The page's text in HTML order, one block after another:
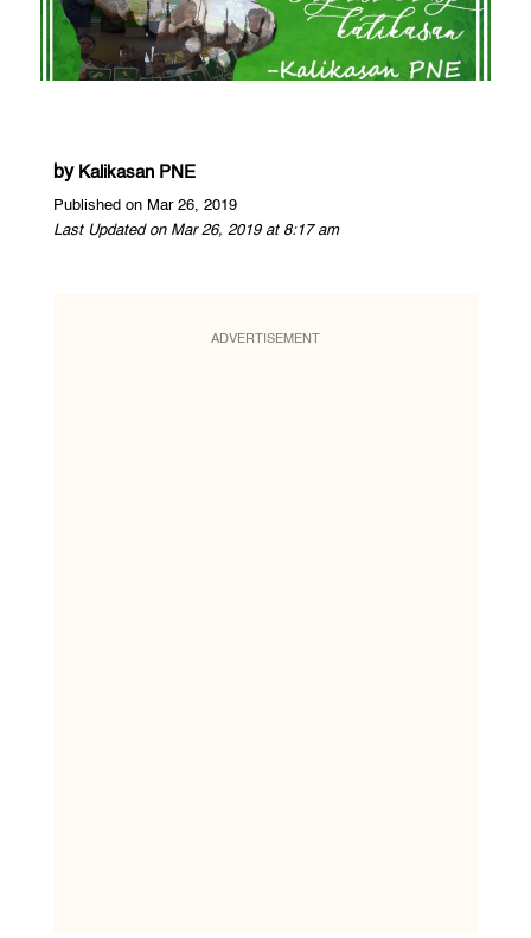
by Kalikasan PNE
Published on Mar 26, 2019
Last Updated on Mar 26, 2019 at 8:17 am
ADVERTISEMENT